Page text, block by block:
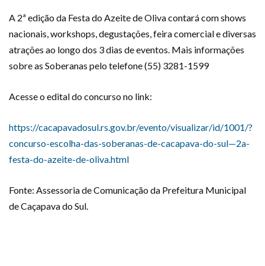
A 2ª edição da Festa do Azeite de Oliva contará com shows
nacionais, workshops, degustações, feira comercial e diversas
atrações ao longo dos 3 dias de eventos. Mais informações
sobre as Soberanas pelo telefone (55) 3281-1599
Acesse o edital do concurso no link:
https://cacapavadosul.rs.gov.br/evento/visualizar/id/1001/?
concurso-escolha-das-soberanas-de-cacapava-do-sul—2a-
festa-do-azeite-de-oliva.html
Fonte: Assessoria de Comunicação da Prefeitura Municipal
de Caçapava do Sul.